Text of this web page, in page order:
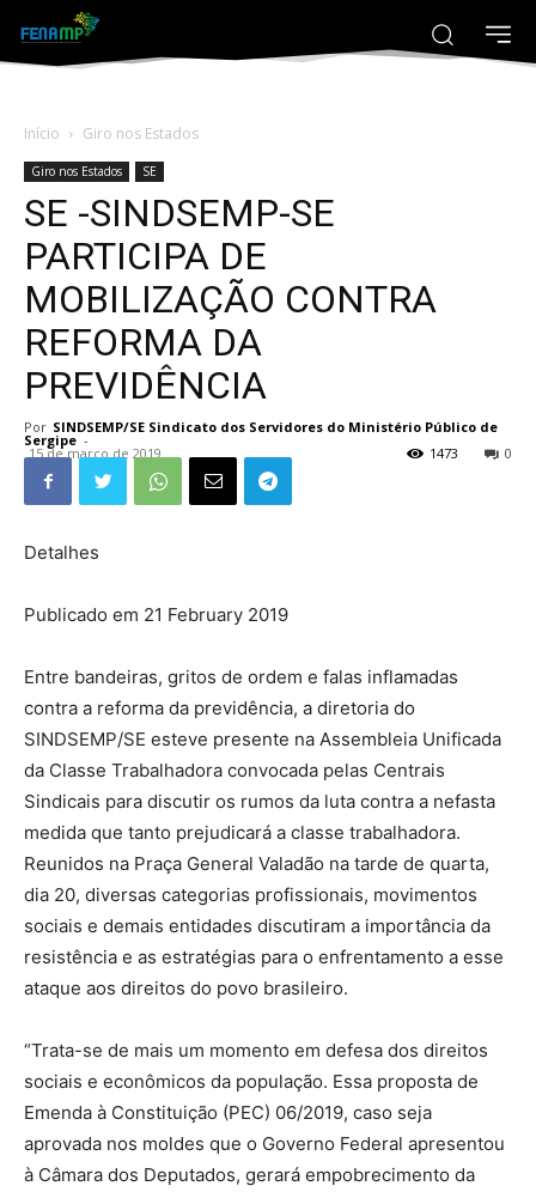
Início Giro nos Estados
Giro nos Estados SE
SE -SINDSEMP-SE
PARTICIPA DE
MOBILIZAÇÃO CONTRA
REFORMA DA
PREVIDÊNCIA
Por SINDSEMP/SE Sindicato dos Servidores do Ministério Público de
Sergipe -
15 de março de 2019 0
1473
Detalhes
Publicado em 21 February 2019
Entre bandeiras, gritos de ordem e falas inflamadas
contra a reforma da previdência, a diretoria do
SINDSEMP/SE esteve presente na Assembleia Unificada
da Classe Trabalhadora convocada pelas Centrais
Sindicais para discutir os rumos da luta contra a nefasta
medida que tanto prejudicará a classe trabalhadora.
Reunidos na Praça General Valadão na tarde de quarta,
dia 20, diversas categorias profissionais, movimentos
sociais e demais entidades discutiram a importância da
resistência e as estratégias para o enfrentamento a esse
ataque aos direitos do povo brasileiro.
“Trata-se de mais um momento em defesa dos direitos
sociais e econômicos da população. Essa proposta de
Emenda à Constituição (PEC) 06/2019, caso seja
aprovada nos moldes que o Governo Federal apresentou
à Câmara dos Deputados, gerará empobrecimento da